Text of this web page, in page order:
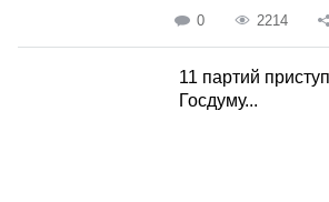
0 2214
11 партий
Госдуму...